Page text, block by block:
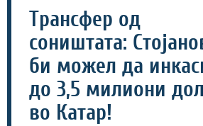
Трансфер од
соништата:
би можел да
до 3,5 милиони
во Катар!